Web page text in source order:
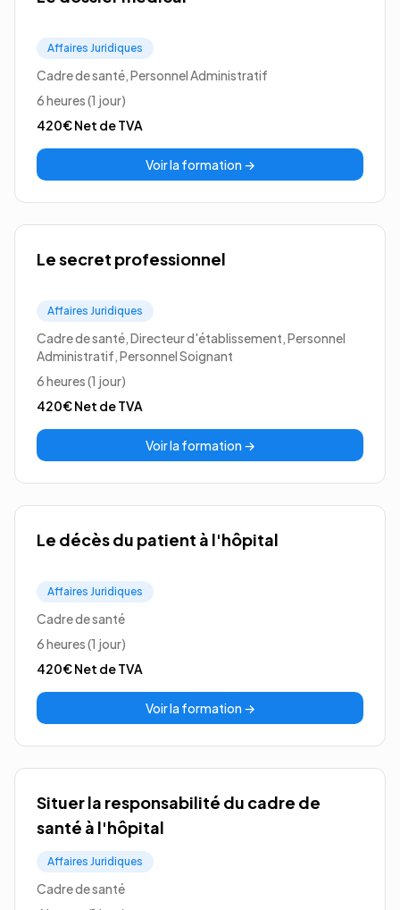
Affaires Juridiques
Cadre de santé, Personnel Administratif
6 heures (1 jour)
420€Net de TVA
Voir la formation →
Le secret professionnel
Affaires Juridiques
Cadre de santé, Directeur d'établissement, Personnel
Administratif, Personnel Soignant
6 heures (1 jour)
420€Net de TVA
Voir la formation →
Le décès du patient à l'hôpital
Affaires Juridiques
Cadre de santé
6 heures (1 jour)
420€Net de TVA
Voir la formation →
Situer la responsabilité du cadre de
santé à l'hôpital
Affaires Juridiques
Cadre de santé